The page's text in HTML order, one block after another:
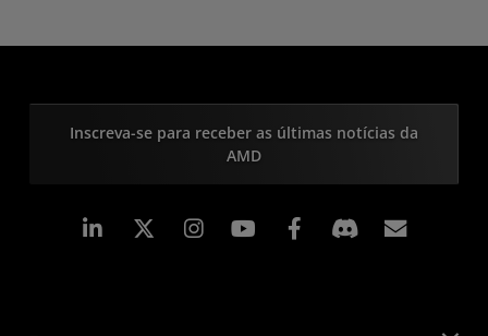
Inscreva-se para receber as últimas notícias da
AMD
Linkedin Instagram Facebook